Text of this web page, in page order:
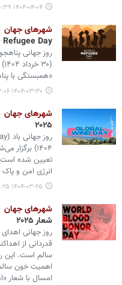
۱۴۰۴-۰۴-۰۴ ۱۰:۳۹
شهرهای جهان
Refugee Day + شعار ۲۰۲۵
«همبستگی با
۱۴۰۴-۰۳-۳۰ ۱۳:۰۶
شهرهای جهان
۲۰۲۵
تعیین شده است
انرژی امن و پاک
۱۴۰۴-۰۳-۲۵ ۱۰:۲۵
شهرهای جهان
شعار ۲۰۲۵
قدردانی از
سالم است. این
اهمیت خون
امسال با شعار